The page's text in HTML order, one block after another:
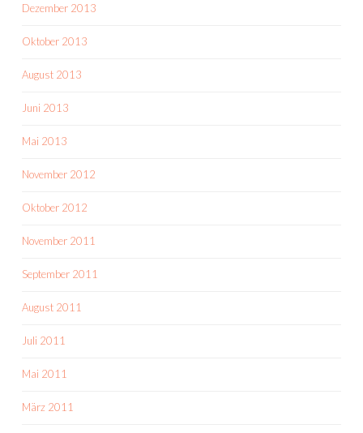
Dezember 2013
Oktober 2013
August 2013
Juni 2013
Mai 2013
November 2012
Oktober 2012
November 2011
September 2011
August 2011
Juli 2011
Mai 2011
März 2011